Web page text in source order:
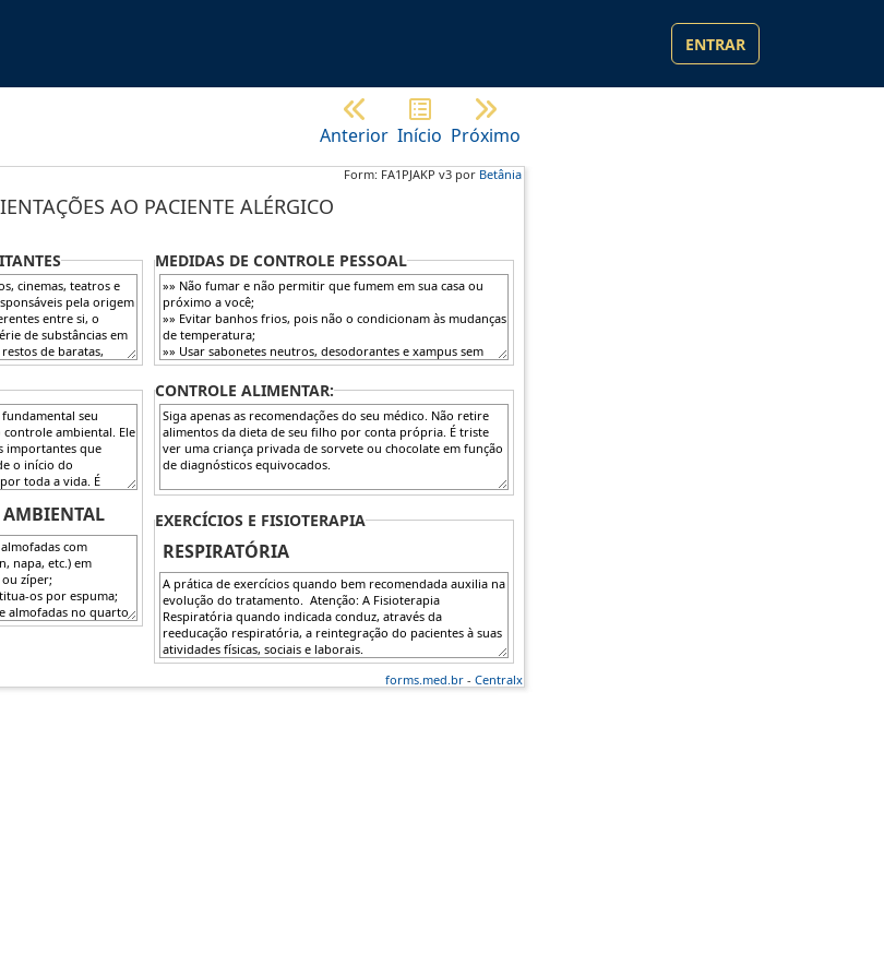
ENTRAR
Anterior Início Próximo
Form: FA1PJAKP v3 por Betânia
AO PACIENTE ALÉRGICO
MEDIDAS DE CONTROLE PESSOAL
CONTROLE ALIMENTAR:
EXERCÍCIOS E FISIOTERAPIA
RESPIRATÓRIA
forms.med.br- Centralx